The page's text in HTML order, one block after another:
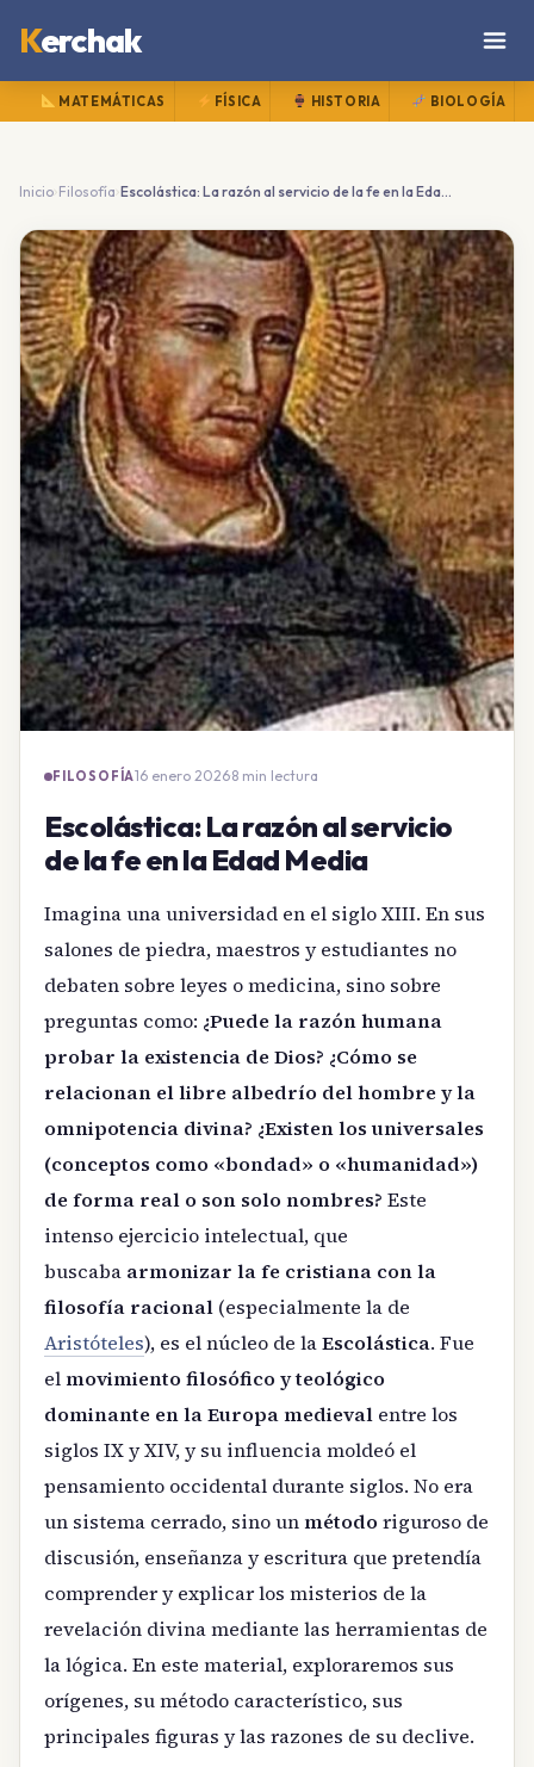
Kerchak
MATEMÁTICAS FÍSICA HISTORIA BIOLOGÍA
Inicio›Filosofía › Escolástica: La razón al servicio de la fe en la Edad Media
FILOSOFÍA16 enero 2026·8 min lectura
Escolástica: La razón al servicio
de la fe en la Edad Media
Imagina una universidad en el siglo XIII. En sus
salones de piedra, maestros y estudiantes no
debaten sobre leyes o medicina, sino sobre
preguntas como: ¿Puede la razón humana
probar la existencia de Dios? ¿Cómo se
relacionan el libre albedrío del hombre y la
omnipotencia divina? ¿Existen los universales
(conceptos como «bondad» o «humanidad»)
de forma real o son solo nombres? Este
intenso ejercicio intelectual, que
buscaba armonizar la fe cristiana con la
filosofía racional (especialmente la de
Aristóteles), es el núcleo de laEscolástica. Fue
elmovimiento filosófico y teológico
dominante en la Europa medieval entre los
siglos IX y XIV, y su influencia moldeó el
pensamiento occidental durante siglos. No era
un sistema cerrado, sino unmétodo riguroso de
discusión, enseñanza y escritura que pretendía
comprender y explicar los misterios de la
revelación divina mediante las herramientas de
la lógica. En este material, exploraremos sus
orígenes, su método característico, sus
principales figuras y las razones de su declive.